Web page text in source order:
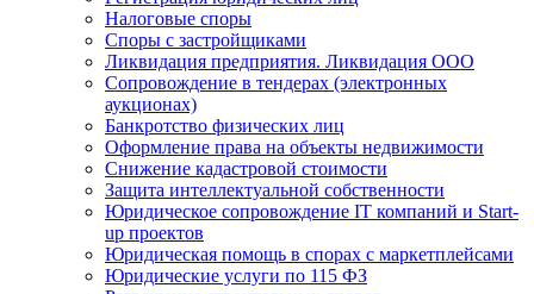
Налоговые споры
Споры с застройщиками
Ликвидация предприятия. Ликвидация ООО
Сопровождение в тендерах (электронных
аукционах)
Банкротство физических лиц
Оформление права на объекты недвижимости
Снижение кадастровой стоимости
Защита интеллектуальной собственности
Юридическое сопровождение IT компаний и Start-
up проектов
Юридическая помощь в спорах с маркетплейсами
Юридические услуги по 115 ФЗ